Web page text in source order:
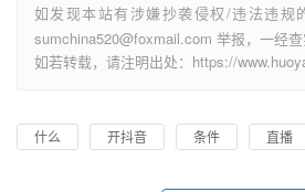
如发现本站有涉嫌抄袭侵权/违法违规
sumchina520@foxmail.com 举报，一经查
如若转载，请注明出处：https://
什么 开抖音 条件 直播